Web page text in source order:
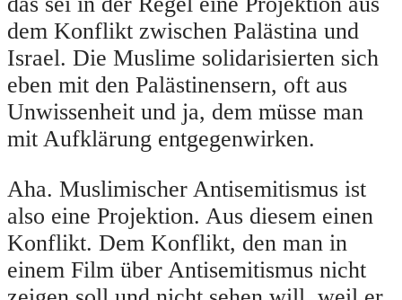
dem Konflikt zwischen Palästina und
Israel. Die Muslime solidarisierten sich
eben mit den Palästinensern, oft aus
Unwissenheit und ja, dem müsse man
mit Aufklärung entgegenwirken.
Aha. Muslimischer Antisemitismus ist
also eine Projektion. Aus diesem einen
Konflikt. Dem Konflikt, den man in
einem Film über Antisemitismus nicht